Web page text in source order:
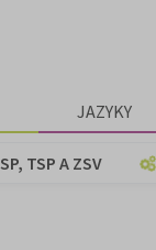
JAZYKY
TSP A ZSV